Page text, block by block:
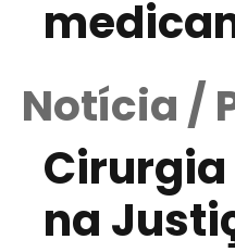
Notícia /
na